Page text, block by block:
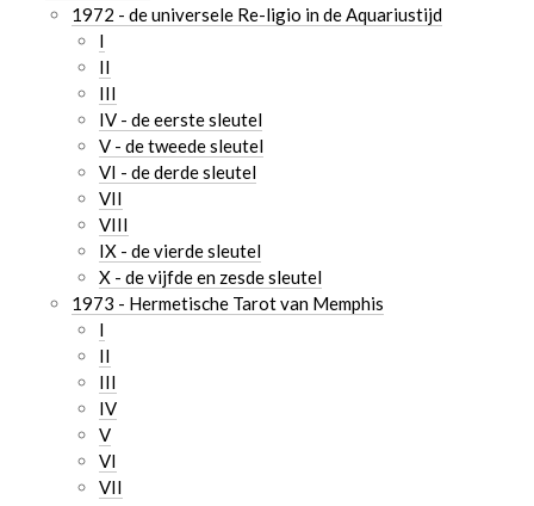
1972 - de universele Re-ligio in de Aquariustijd
I
II
III
IV - de eerste sleutel
V - de tweede sleutel
VI - de derde sleutel
VII
VIII
IX - de vierde sleutel
X - de vijfde en zesde sleutel
1973 - Hermetische Tarot van Memphis
I
II
III
IV
V
VI
VII